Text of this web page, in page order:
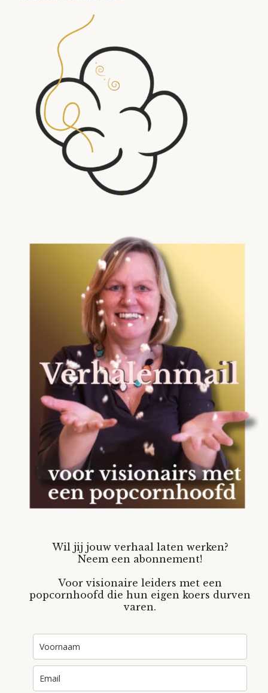
Wil jij jouw verhaal laten werken?
Neem een abonnement!
Voor visionaire leiders met een
popcornhoofd die hun eigen koers durven
varen.